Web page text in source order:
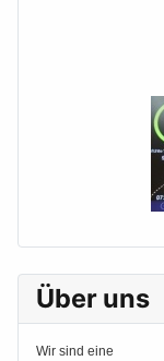
Über uns
Wir sind eine